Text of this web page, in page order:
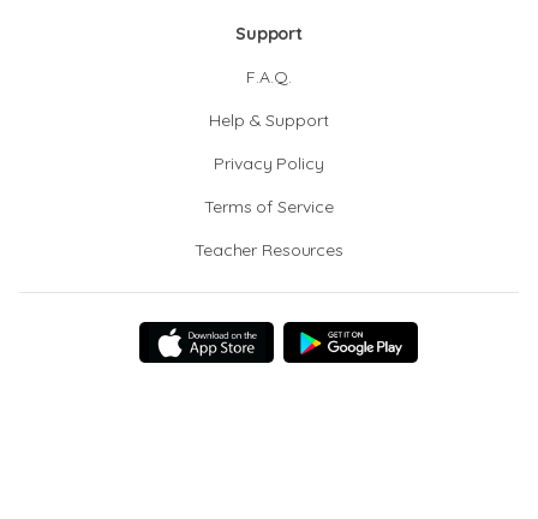
Support
F.A.Q.
Help & Support
Privacy Policy
Terms of Service
Teacher Resources